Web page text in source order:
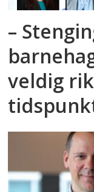
–
veldig